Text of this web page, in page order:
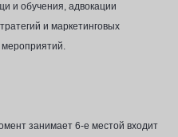
и обучения, адвокации
и маркетинговых
занимает 6-е местой входит